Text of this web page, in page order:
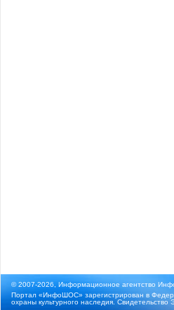
© 2007-2026, Информационное агентство
Портал «ИнфоШОС» зарегистрирован в
охраны культурного наследия.